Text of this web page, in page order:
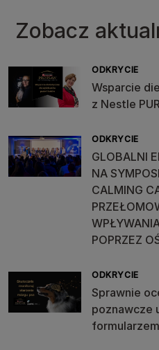
Zobacz
ODKRYCIE
Wsparcie
z Nestle
ODKRYCIE
GLOBALNI
NA
CALMING
POPRZEZ
ODKRYCIE
Sprawnie
poznawcze